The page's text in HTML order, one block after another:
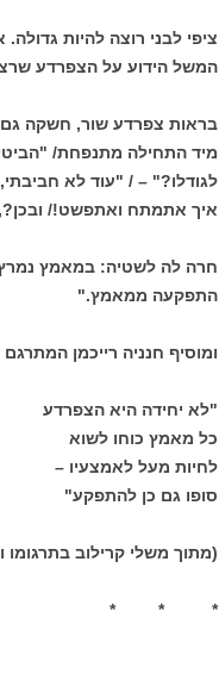
ציפי לבני רוצה להיות
המשל הידוע על הצפרדע
בראות צפרדע שור, חשקה גם
מיד התחילה מתנפחת/
לגודלו?" – / "עוד לא
איך אתמתח ואתפשט!/
חרה לה לשטיה: במאמץ נמרץ
התפקעה ממאמץ."
ומוסיף חנניה רייכמן
"לא יחידה היא הצפרדע
כל מאמץ כוחו לשוא
לחיות מעל לאמצעיו –
סופו גם כן להתפקע"
(מתוך משלי קרילוב בתרגומו
* * *